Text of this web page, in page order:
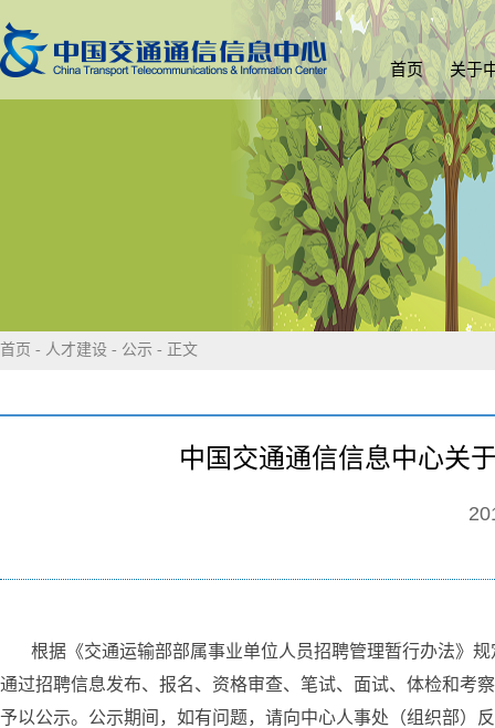
首页 关于
首页 - 人才建设 - 公示 - 正文
中国交通通信信息中心关
根据《交通运输部部属事业单位人员招聘管理暂行办法》规
通过招聘信息发布、报名、资格审查、笔试、面试、体检和考
予以公示。公示期间，如有问题，请向中心人事处（组织部）